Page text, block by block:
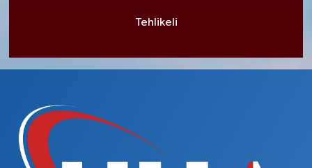
Tehlikeli